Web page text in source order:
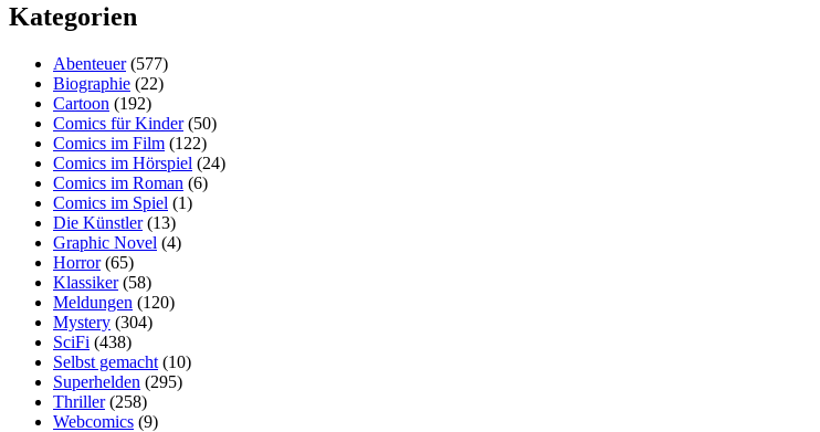
Kategorien
Abenteuer(577)
Biographie (22)
Cartoon (192)
Comics für Kinder(50)
Comics im Film (122)
Comics im Hörspiel (24)
Comics im Roman (6)
Comics im Spiel (1)
Die Künstler(13)
Graphic Novel (4)
Horror(65)
Klassiker(58)
Meldungen (120)
Mystery (304)
SciFi (438)
Selbst gemacht (10)
Superhelden (295)
Thriller(258)
Webcomics (9)